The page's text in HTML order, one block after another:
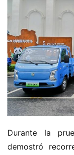
Durante la
demostró